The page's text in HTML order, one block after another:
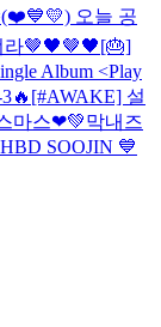
(❤️💙💛) 오늘 공
🤎🖤🤎🖤[🎂]
Album <Play
[#AWAKE] 설
마스❤💚막내즈
SOOJIN 💙